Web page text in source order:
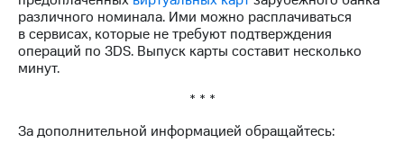
Собрания
акционеров
Личный
кабинет
Контроль
различного номинала. Ими можно расплачиваться
в сервисах, которые не требуют подтверждения
операций по 3DS. Выпуск карты составит несколько
минут.
* * *
За дополнительной информацией обращайтесь: